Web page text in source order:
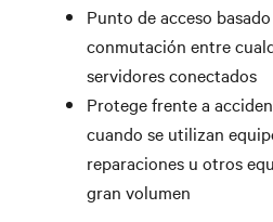
Punto de acceso
conmutación entre
servidores conectados
Protege frente a
cuando se utilizan
reparaciones u otros
gran volumen